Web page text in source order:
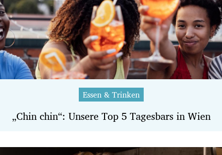
Essen & Trinken
„Chin chin“: Unsere Top 5 Tagesbars in Wien